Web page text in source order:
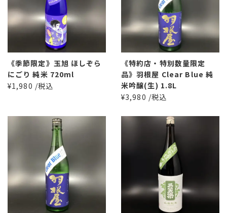
《季節限定》玉旭 ほしぞら
にごり 純米 720ml
¥1,980 /税込
《特約店・特別数量限定
品》羽根屋 Clear Blue 純
米吟醸(生) 1.8L
¥3,980 /税込